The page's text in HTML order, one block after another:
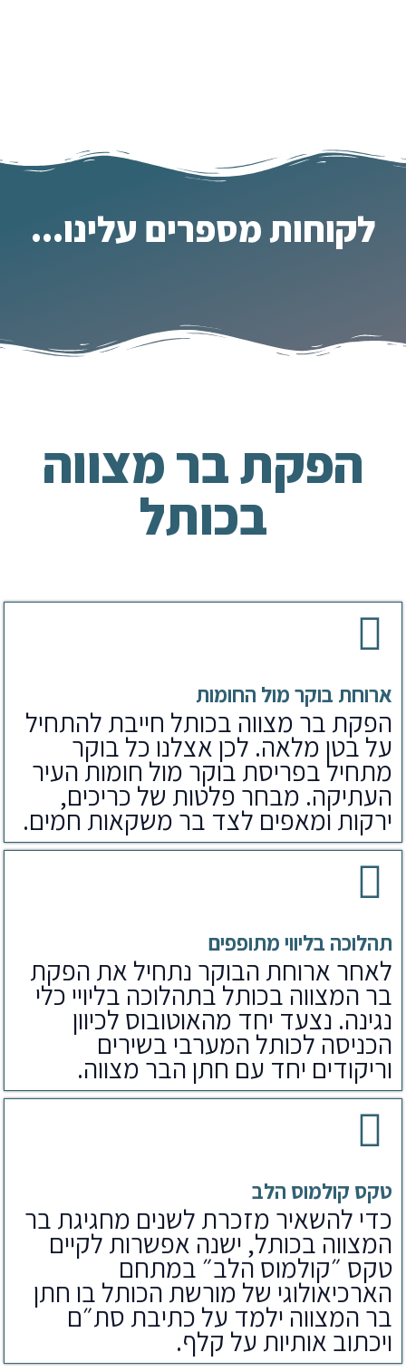
לקוחות מספרים עלינו...
הפקת בר מצווה
בכותל
ארוחת בוקר מול החומות
הפקת בר מצווה בכותל חייבת להתחיל
על בטן מלאה. לכן אצלנו כל בוקר
מתחיל בפריסת בוקר מול חומות העיר
העתיקה. מבחר פלטות של כריכים,
ירקות ומאפים לצד בר משקאות חמים.
תהלוכה בליווי מתופפים
לאחר ארוחת הבוקר נתחיל את הפקת
בר המצווה בכותל בתהלוכה בליויי כלי
נגינה. נצעד יחד מהאוטובוס לכיוון
הכניסה לכותל המערבי בשירים
וריקודים יחד עם חתן הבר מצווה.
טקס קולמוס הלב
כדי להשאיר מזכרת לשנים מחגיגת בר
המצווה בכותל, ישנה אפשרות לקיים
טקס ״קולמוס הלב״ במתחם
הארכיאולוגי של מורשת הכותל בו חתן
בר המצווה ילמד על כתיבת סת״ם
ויכתוב אותיות על קלף.